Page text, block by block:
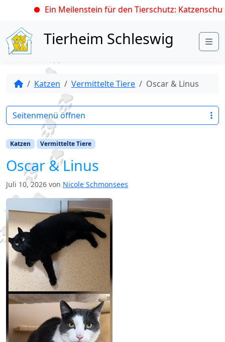
Ein Meilenstein für den Tierschutz:
Skip to content
Tierheim Schleswig
Katzen Vermittelte Tiere Oscar & Linus
Katzen Vermittelte Tiere
Oscar & Linus
Juli 10, 2026 von Nicole Schmonsees
Seitenmenü öffnen